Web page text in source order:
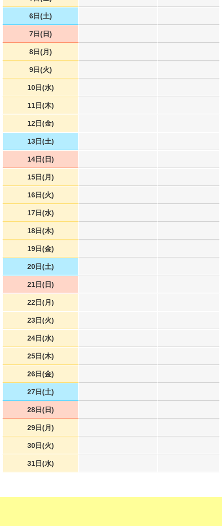
6日(土)
7日(日)
8日(月)
9日(火)
10日(水)
11日(木)
12日(金)
13日(土)
14日(日)
15日(月)
16日(火)
17日(水)
18日(木)
19日(金)
20日(土)
21日(日)
22日(月)
23日(火)
24日(水)
25日(木)
26日(金)
27日(土)
28日(日)
29日(月)
30日(火)
31日(水)